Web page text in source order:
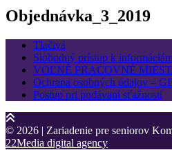
Objednávka_3_2019
Tlačivá
Slobodný prístup k
VOĽNÉ PRACOVNÉ
Ochrana osobných údajov –
Postup pri podávaní sťažností
© 2026 | Zariadenie pre seniorov
22Media digital agency